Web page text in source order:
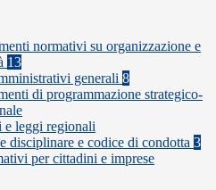
normativi su organizzazione e
13
generali 8
di programmazione strategico-
e leggi regionali
disciplinare e codice di condotta 3
per cittadini e imprese